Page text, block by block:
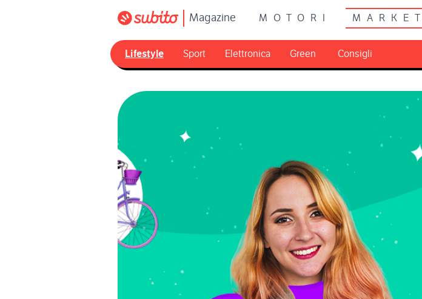
Magazine MOTORI MARKET
Lifestyle Sport Elettronica Green Consigli